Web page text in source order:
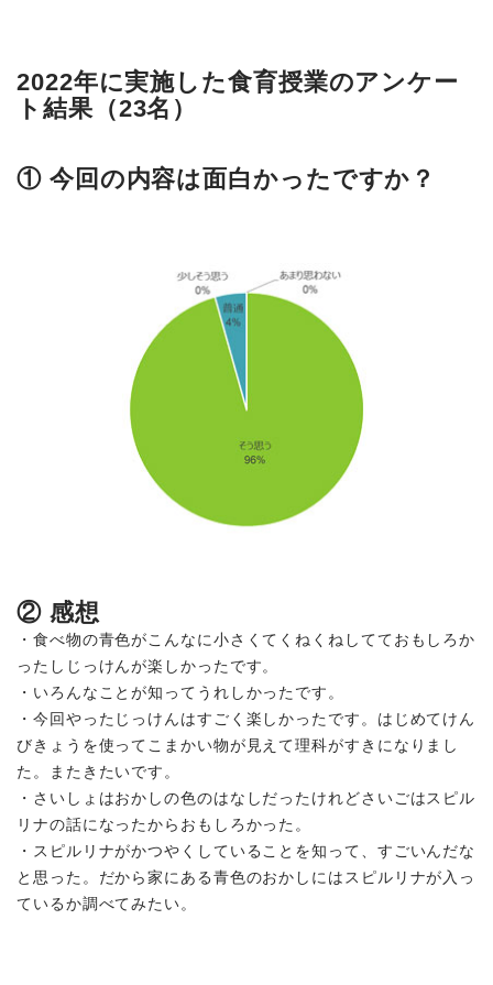
2022年に実施した食育授業のアンケー
ト結果（23名）
① 今回の内容は面白かったですか？
② 感想
・食べ物の青色がこんなに小さくてくねくねしてておもしろか
ったしじっけんが楽しかったです。
・いろんなことが知ってうれしかったです。
・今回やったじっけんはすごく楽しかったです。はじめてけん
びきょうを使ってこまかい物が見えて理科がすきになりまし
た。またきたいです。
・さいしょはおかしの色のはなしだったけれどさいごはスピル
リナの話になったからおもしろかった。
・スピルリナがかつやくしていることを知って、すごいんだな
と思った。だから家にある青色のおかしにはスピルリナが入っ
ているか調べてみたい。